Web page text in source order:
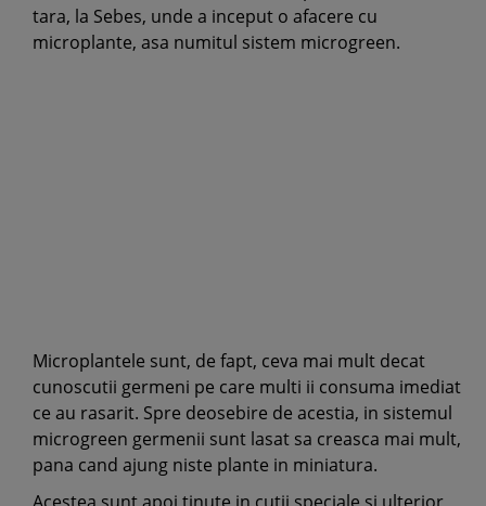
tara, la Sebes, unde a inceput o afacere cu
microplante, asa numitul sistem microgreen.
Microplantele sunt, de fapt, ceva mai mult decat
cunoscutii germeni pe care multi ii consuma imediat
ce au rasarit. Spre deosebire de acestia, in sistemul
microgreen germenii sunt lasat sa creasca mai mult,
pana cand ajung niste plante in miniatura.